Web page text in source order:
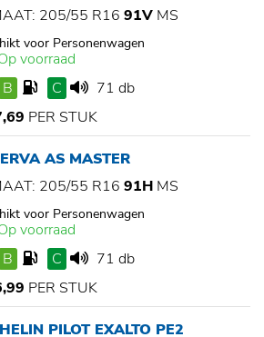
205/55 R16 91V MS
voor Personenwagen
voorraad
B
C
71 db
PER STUK
AS MASTER
205/55 R16 91H MS
voor Personenwagen
voorraad
B
C
71 db
PER STUK
PILOT EXALTO PE2